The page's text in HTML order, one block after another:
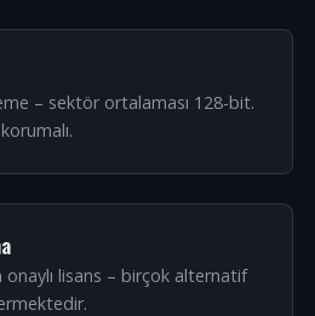
– sektör ortalaması 128-bit.
onaylı lisans – birçok alternatif